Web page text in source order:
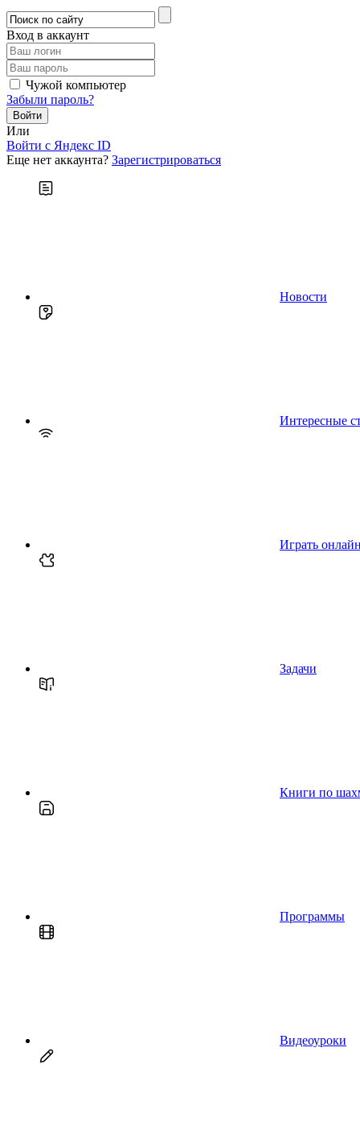
Вход в аккаунт
Чужой компьютер
Забыли пароль?
Или
Войти c Яндекс ID
Еще нет аккаунта? Зарегистрироваться
Новости
Интересные
Играть онлайн
Задачи
Книги по
Программы
Видеоуроки